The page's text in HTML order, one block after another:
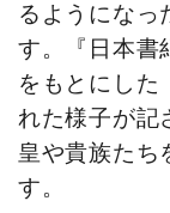
るようになっ
す。『日本書
をもとにした
れた様子が記
皇や貴族たち
す。